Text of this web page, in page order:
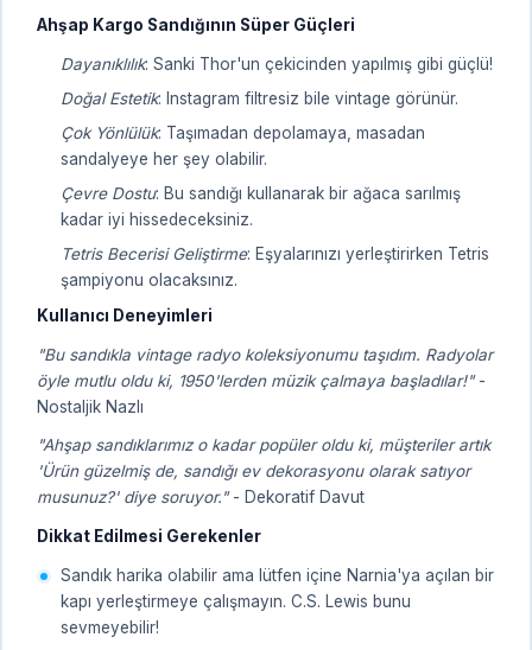
Ahşap Kargo Sandığının Süper Güçleri
Dayanıklılık: Sanki Thor'un çekicinden yapılmış gibi güçlü!
Doğal Estetik: Instagram filtresiz bile vintage görünür.
Çok Yönlülük: Taşımadan depolamaya, masadan
sandalyeye her şey olabilir.
Çevre Dostu: Bu sandığı kullanarak bir ağaca sarılmış
kadar iyi hissedeceksiniz.
Tetris Becerisi Geliştirme: Eşyalarınızı yerleştirirken Tetris
şampiyonu olacaksınız.
Kullanıcı Deneyimleri
"Bu sandıkla vintage radyo koleksiyonumu taşıdım. Radyolar
öyle mutlu oldu ki, 1950'lerden müzik çalmaya başladılar!"-
Nostaljik Nazlı
"Ahşap sandıklarımız o kadar popüler oldu ki, müşteriler artık
'Ürün güzelmiş de, sandığı ev dekorasyonu olarak satıyor
musunuz?' diye soruyor."- Dekoratif Davut
Dikkat Edilmesi Gerekenler
Sandık harika olabilir ama lütfen içine Narnia'ya açılan bir
kapı yerleştirmeye çalışmayın. C.S. Lewis bunu
sevmeyebilir!